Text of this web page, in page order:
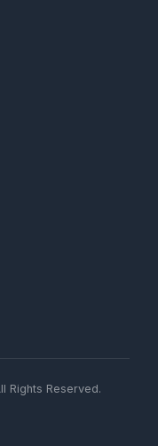
Rights Reserved.